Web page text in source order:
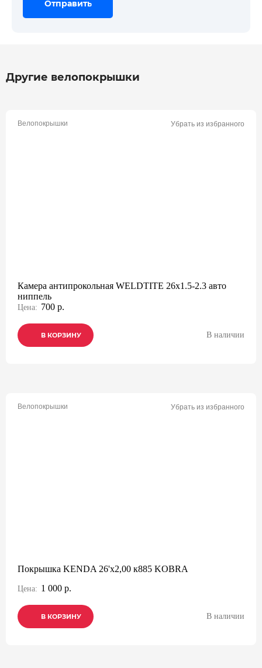
Отправить
Отправить
Отправить
Другие велопокрышки
Велопокрышки Убрать из избранного
Камера антипрокольная WELDTITE 26x1.5-2.3 авто
ниппель
Цена: 700 р.
В КОРЗИНУ
В КОРЗИНУ
В КОРЗИНУ В наличии
Велопокрышки Убрать из избранного
Покрышка KENDA 26'х2,00 к885 KOBRA
Цена: 1 000 р.
В КОРЗИНУ
В КОРЗИНУ
В КОРЗИНУ В наличии